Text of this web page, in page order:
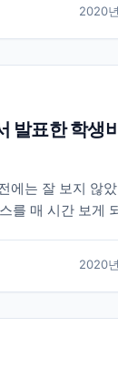
2020
발표한 학생
에는 잘 보지 않
를 매 시간 보게
오늘 이민성 장관
work v...
2020